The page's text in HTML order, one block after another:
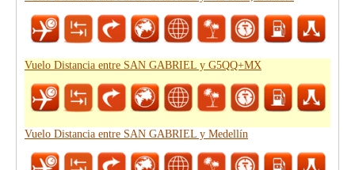
Vuelo Distancia entre SAN GABRIEL y G5QQ+MX
Vuelo Distancia entre SAN GABRIEL y Medellín